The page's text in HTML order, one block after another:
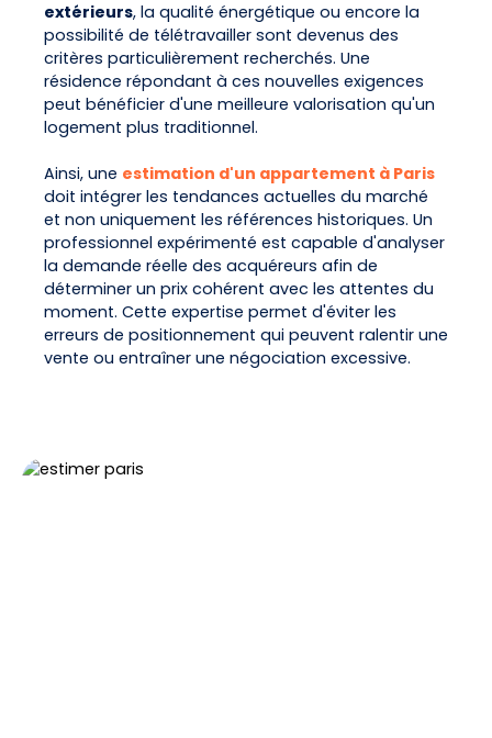
extérieurs, la qualité énergétique ou encore la
possibilité de télétravailler sont devenus des
critères particulièrement recherchés. Une
résidence répondant à ces nouvelles exigences
peut bénéficier d'une meilleure valorisation qu'un
logement plus traditionnel.
Ainsi, une estimation d'un appartement à Paris
doit intégrer les tendances actuelles du marché
et non uniquement les références historiques. Un
professionnel expérimenté est capable d'analyser
la demande réelle des acquéreurs afin de
déterminer un prix cohérent avec les attentes du
moment. Cette expertise permet d'éviter les
erreurs de positionnement qui peuvent ralentir une
vente ou entraîner une négociation excessive.